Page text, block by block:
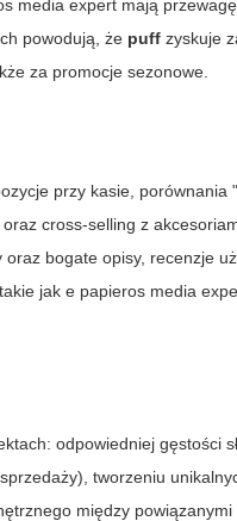
media expert mają
powodują, że puff zyskuje
za promocje sezonowe.
przy kasie,
cross-selling z
oraz bogate opisy, recenzje
takie jake papieros media
odpowiedniej gęstości
tworzeniu
między